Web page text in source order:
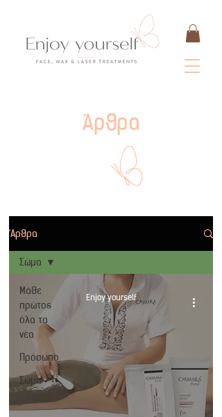
Άρθρα
'Αρθρα
Μάθε
πρώτος
όλα τα
νέα
Πρόσωπο
Σώμα
Σώμα
Enjoy yourself